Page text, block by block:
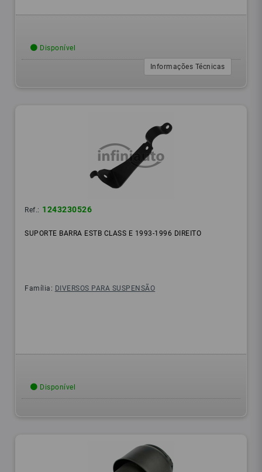
Disponível
Informações Técnicas
Ref.: 1243230526
SUPORTE BARRA ESTB CLASS E 1993-1996 DIREITO
Família: DIVERSOS PARA SUSPENSÃO
Disponível